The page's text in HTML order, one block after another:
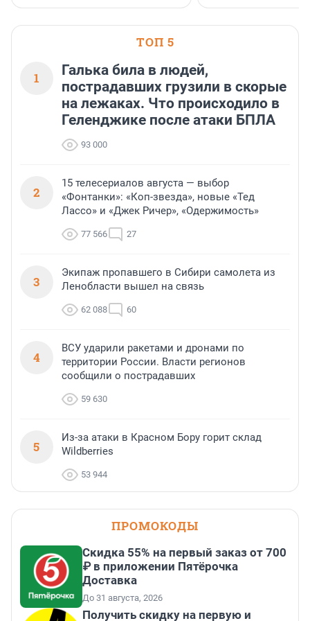
ТОП 5
1
Галька била в людей,
пострадавших грузили в скорые
на лежаках. Что происходило в
Геленджике после атаки БПЛА
93 000
2
15 телесериалов августа — выбор
«Фонтанки»: «Коп-звезда», новые «Тед
Лассо» и «Джек Ричер», «Одержимость»
77 566 27
3
Экипаж пропавшего в Сибири самолета из
Ленобласти вышел на связь
62 088 60
4
ВСУ ударили ракетами и дронами по
территории России. Власти регионов
сообщили о пострадавших
59 630
5
Из-за атаки в Красном Бору горит склад
Wildberries
53 944
ПРОМОКОДЫ
Скидка 55% на первый заказ от 700
₽ в приложении Пятёрочка
Доставка
До 31 августа, 2026
Получить скидку на первую и